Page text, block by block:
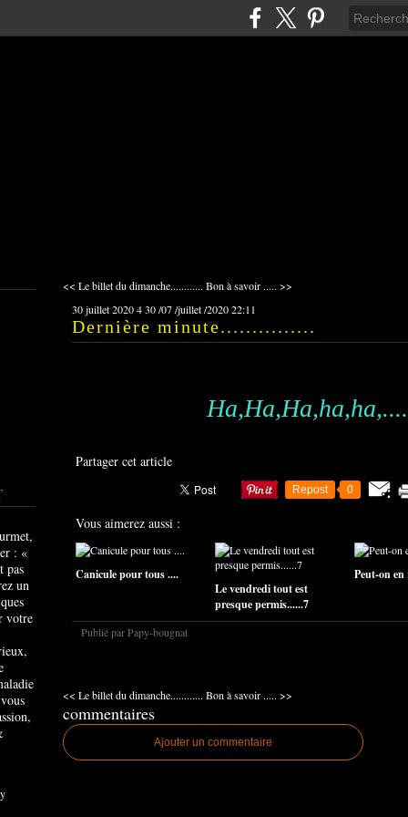
<< Le billet du dimanche............ Bon à savoir ..... >>
30 juillet 2020430/07/juillet/202022:11
Dernière minute...............
Partager cet article
Repost 0
Vous aimerez aussi :
Canicule pour tous ....
Le vendredi tout est
presque permis......7
Peut-on en
Publié par Papy-bougnat
<< Le billet du dimanche............ Bon à savoir ..... >>
commentaires
Ajouter un commentaire